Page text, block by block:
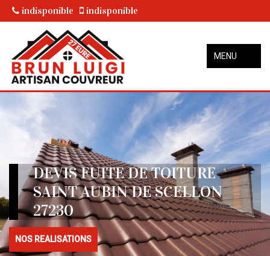
indisponible indisponible
MENU
DEVIS FUITE DE TOITURE
SAINT AUBIN DE SCELLON
27230
NOS REALISATIONS